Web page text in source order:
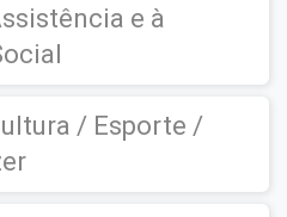
e à
/ Esporte /